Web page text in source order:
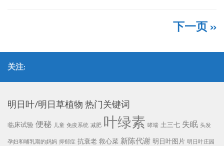
下一页 »
关注:
明日叶/明日草植物 热门关键词
临床试验 便秘 儿童 免疫系统 减肥 叶绿素 哮喘 土三七 失眠 头发
孕妇和哺乳期的妈妈 抑郁症 抗衰老 救心菜 新陈代谢 明日叶图片 明日叶庄园